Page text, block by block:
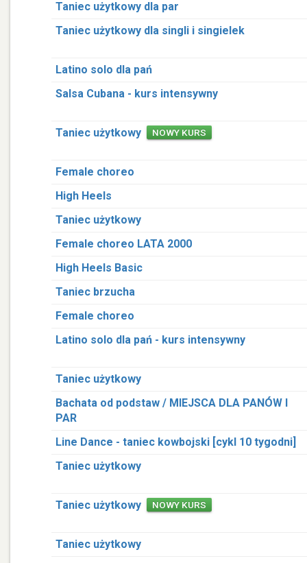
Taniec użytkowy dla par
Taniec użytkowy dla singli i singielek
Latino solo dla pań
Salsa Cubana - kurs intensywny
Taniec użytkowy NOWY KURS
Female choreo
High Heels
Taniec użytkowy
Female choreo LATA 2000
High Heels Basic
Taniec brzucha
Female choreo
Latino solo dla pań - kurs intensywny
Taniec użytkowy
Bachata od podstaw / MIEJSCA DLA PANÓW I
PAR
Line Dance - taniec kowbojski [cykl 10 tygodni]
Taniec użytkowy
Taniec użytkowy NOWY KURS
Taniec użytkowy